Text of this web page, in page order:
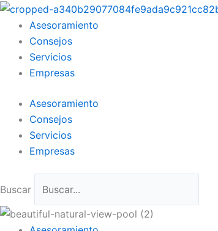
Ir
contenido
Asesoramiento
Consejos
Servicios
Empresas
Asesoramiento
Consejos
Servicios
Empresas
Buscar